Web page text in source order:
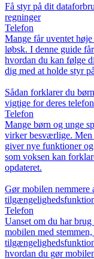
Få styr på dit
regninger
Telefon
Mange får uventet
løbsk. I denne guide
hvordan du kan følge
dig med at holde styr
Sådan forklarer du
vigtige for deres
Telefon
Mange børn og unge
virker besværlige. Men
giver nye funktioner
som voksen kan
opdateret.
Gør mobilen nemmere
Telefon
Uanset om du har
mobilen med
hvordan du gør